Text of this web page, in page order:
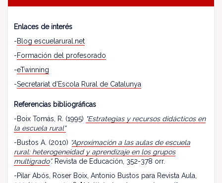
Enlaces de interés
-Blog escuelarural.net
-Formación del profesorado
-eTwinning
-Secretariat d’Escola Rural de Catalunya
Referencias bibliográficas
-Boix Tomás, R. (1995) "Estrategias y recursos didácticos en
la escuela rural"
-Bustos A. (2010) “Aproximación a las aulas de escuela
rural: heterogeneidad y aprendizaje en los grupos
multigrado”. Revista de Educación, 352-378 orr.
-Pilar Abós, Roser Boix, Antonio Bustos para Revista Aula,